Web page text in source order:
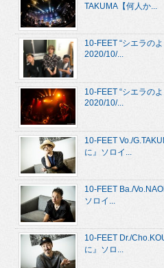
TAKUMA【何人か...
10-FEET “シエラの
2020/10/...
10-FEET “シエラの
2020/10/...
10-FEET Vo./
に』ソロイ...
10-FEET Ba./
ソロイ...
10-FEET Dr./
に』ソロ...